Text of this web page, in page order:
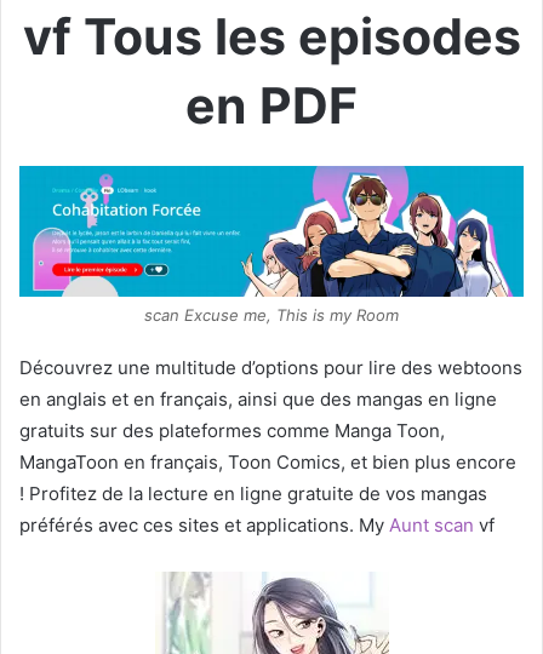
vf Tous les episodes
en PDF
scan Excuse me, This is my Room
Découvrez une multitude d’options pour lire des webtoons
en anglais et en français, ainsi que des mangas en ligne
gratuits sur des plateformes comme Manga Toon,
MangaToon en français, Toon Comics, et bien plus encore
! Profitez de la lecture en ligne gratuite de vos mangas
préférés avec ces sites et applications. My Aunt scan vf